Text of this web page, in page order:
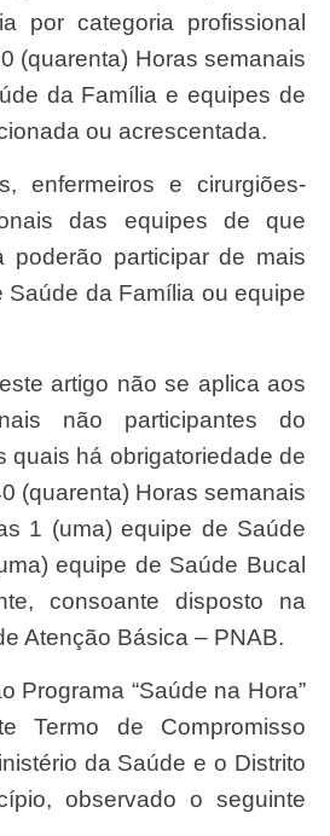
por categoria profissional
(quarenta) Horas semanais
da Família e equipes de
ou acrescentada.
enfermeiros e cirurgiões-
das equipes de que
poderão participar de mais
Saúde da Família ou equipe
artigo não se aplica aos
não participantes do
quais há obrigatoriedade de
(quarenta) Horas semanais
1 (uma) equipe de Saúde
equipe de Saúde Bucal
consoante disposto na
Atenção Básica – PNAB.
Termo de Compromisso
da Saúde e o Distrito
observado o seguinte